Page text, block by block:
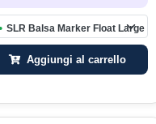
SLR Balsa Marker Float Large
Aggiungi al carrello